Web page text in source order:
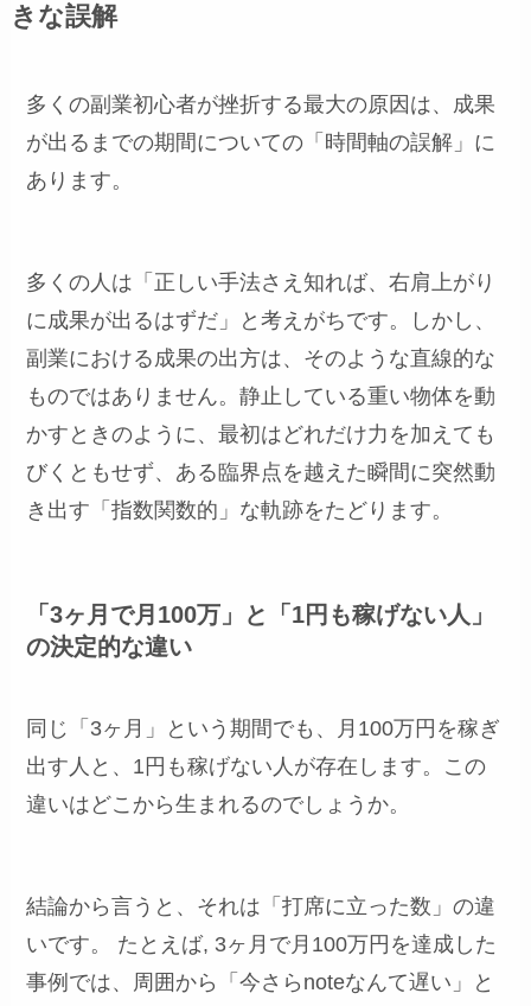
きな誤解
多くの副業初心者が挫折する最大の原因は、成果
が出るまでの期間についての「時間軸の誤解」に
あります。
多くの人は「正しい手法さえ知れば、右肩上がり
に成果が出るはずだ」と考えがちです。しかし、
副業における成果の出方は、そのような直線的な
ものではありません。静止している重い物体を動
かすときのように、最初はどれだけ力を加えても
びくともせず、ある臨界点を越えた瞬間に突然動
き出す「指数関数的」な軌跡をたどります。
「3ヶ月で月100万」と「1円も稼げない人」
の決定的な違い
同じ「3ヶ月」という期間でも、月100万円を稼ぎ
出す人と、1円も稼げない人が存在します。この
違いはどこから生まれるのでしょうか。
結論から言うと、それは「打席に立った数」の違
いです。 たとえば, 3ヶ月で月100万円を達成した
事例では、周囲から「今さらnoteなんて遅い」と